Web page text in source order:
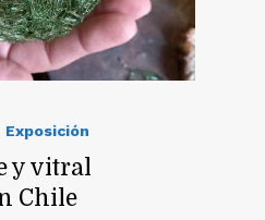
Exposición
y vitral
Chile